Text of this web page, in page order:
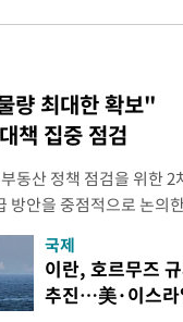
량 최대한 확보"
책 집중 점검
동산 정책 점검을 위한 2
방안을 중점적으로 논의
와대에서 부동산 정책 점검
지난 3일 부동산·주식 시
주택 공급 물량을 최대한
이다. 앞서 이 대통령은
국제
이란, 호르무즈
추진…美·이스라